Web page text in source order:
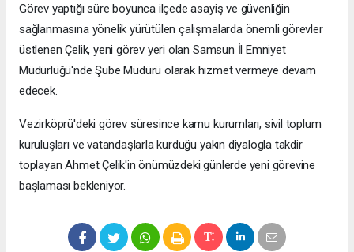
Görev yaptığı süre boyunca ilçede asayiş ve güvenliğin
sağlanmasına yönelik yürütülen çalışmalarda önemli görevler
üstlenen Çelik, yeni görev yeri olan Samsun İl Emniyet
Müdürlüğü'nde Şube Müdürü olarak hizmet vermeye devam
edecek.
Vezirköprü'deki görev süresince kamu kurumları, sivil toplum
kuruluşları ve vatandaşlarla kurduğu yakın diyalogla takdir
toplayan Ahmet Çelik'in önümüzdeki günlerde yeni görevine
başlaması bekleniyor.